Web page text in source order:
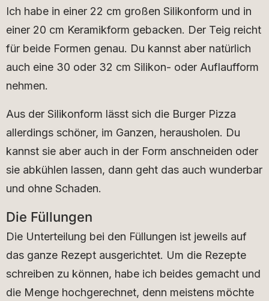
Ich habe in einer 22 cm großen Silikonform und in
einer 20 cm Keramikform gebacken. Der Teig reicht
für beide Formen genau. Du kannst aber natürlich
auch eine 30 oder 32 cm Silikon- oder Auflaufform
nehmen.
Aus der Silikonform lässt sich die Burger Pizza
allerdings schöner, im Ganzen, herausholen. Du
kannst sie aber auch in der Form anschneiden oder
sie abkühlen lassen, dann geht das auch wunderbar
und ohne Schaden.
Die Füllungen
Die Unterteilung bei den Füllungen ist jeweils auf
das ganze Rezept ausgerichtet. Um die Rezepte
schreiben zu können, habe ich beides gemacht und
die Menge hochgerechnet, denn meistens möchte